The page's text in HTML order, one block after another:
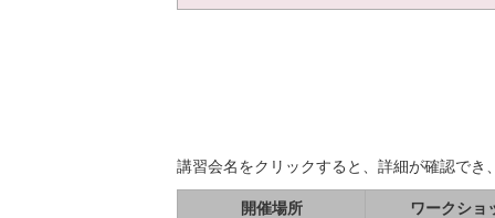
講習会名をクリックすると、詳細が確認でき
開催場所 ワークショ